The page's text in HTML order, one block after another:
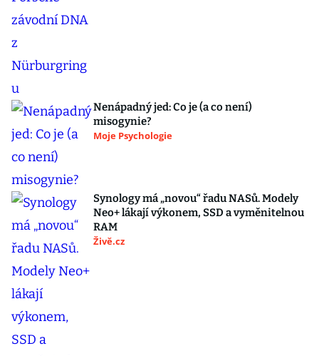
Nenápadný jed: Co je (a co není)
misogynie?
Moje Psychologie
Synology má „novou“ řadu NASů. Modely
Neo+ lákají výkonem, SSD a vyměnitelnou
RAM
Živě.cz